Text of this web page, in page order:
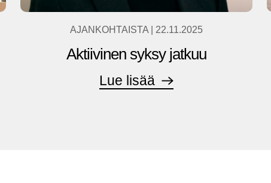
AJANKOHTAISTA 22.11.2025
Aktiivinen syksy jatkuu
Lue lisää